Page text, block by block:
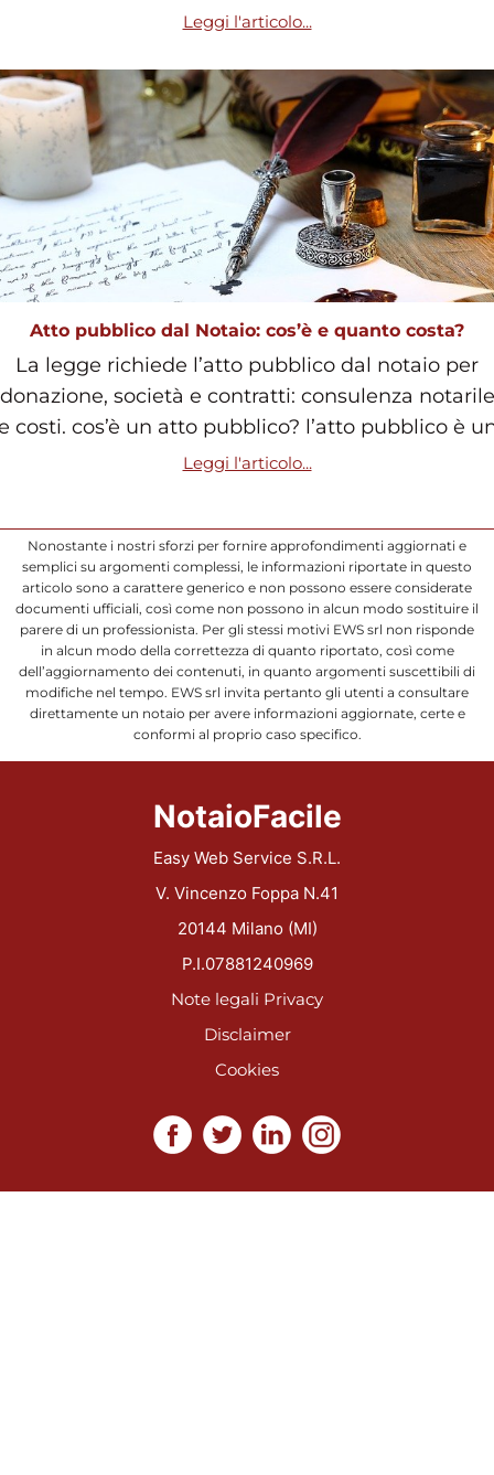
Leggi l'articolo...
Atto pubblico dal Notaio: cos’è e quanto costa?
La legge richiede l’atto pubblico dal notaio per
donazione, società e contratti: consulenza notarile
costi. cos’è un atto pubblico? l’atto pubblico è
Leggi l'articolo...
Nonostante i nostri sforzi per fornire approfondimenti aggiornati e
semplici su argomenti complessi, le informazioni riportate in questo
articolo sono a carattere generico e non possono essere considerate
documenti ufficiali, così come non possono in alcun modo sostituire il
parere di un professionista. Per gli stessi motivi EWS srl non risponde
in alcun modo della correttezza di quanto riportato, così come
dell’aggiornamento dei contenuti, in quanto argomenti suscettibili di
modifiche nel tempo. EWS srl invita pertanto gli utenti a consultare
direttamente un notaio per avere informazioni aggiornate, certe e
conformi al proprio caso specifico.
NotaioFacile
Easy Web Service S.R.L.
V. Vincenzo Foppa N.41
20144 Milano (MI)
P.I.07881240969
Note legali Privacy
Disclaimer
Cookies